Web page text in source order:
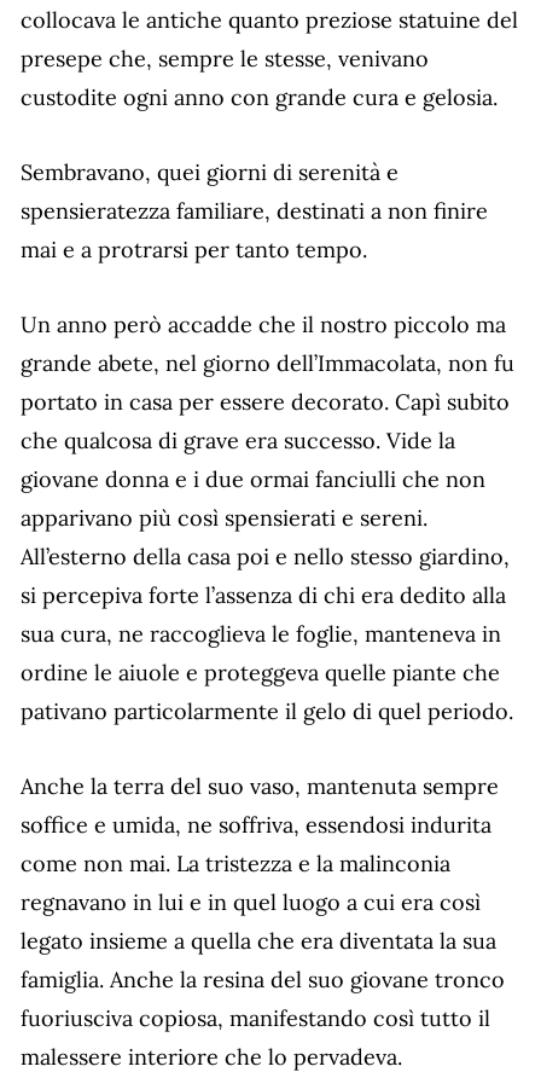
collocava le antiche quanto preziose statuine del
presepe che, sempre le stesse, venivano
custodite ogni anno con grande cura e gelosia.
Sembravano, quei giorni di serenità e
spensieratezza familiare, destinati a non finire
mai e a protrarsi per tanto tempo.
Un anno però accadde che il nostro piccolo ma
grande abete, nel giorno dell’Immacolata, non fu
portato in casa per essere decorato. Capì subito
che qualcosa di grave era successo. Vide la
giovane donna e i due ormai fanciulli che non
apparivano più così spensierati e sereni.
All’esterno della casa poi e nello stesso giardino,
si percepiva forte l’assenza di chi era dedito alla
sua cura, ne raccoglieva le foglie, manteneva in
ordine le aiuole e proteggeva quelle piante che
pativano particolarmente il gelo di quel periodo.
Anche la terra del suo vaso, mantenuta sempre
soffice e umida, ne soffriva, essendosi indurita
come non mai. La tristezza e la malinconia
regnavano in lui e in quel luogo a cui era così
legato insieme a quella che era diventata la sua
famiglia. Anche la resina del suo giovane tronco
fuoriusciva copiosa, manifestando così tutto il
malessere interiore che lo pervadeva.